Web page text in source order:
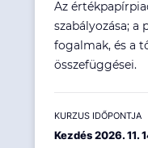
Az
szabályozása; a
fogalmak, és a
összefüggései.
KURZUS IDŐPONTJA
Kezdés 2026. 11.